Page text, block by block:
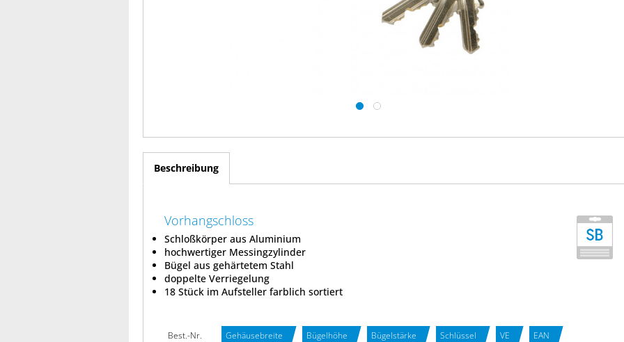
Beschreibung
Vorhangschloss
Schloßkörper aus Aluminium
hochwertiger Messingzylinder
Bügel aus gehärtetem Stahl
doppelte Verriegelung
18 Stück im Aufsteller farblich sortiert
Best.-Nr. Gehäusebreite Bügelhöhe Bügelstärke Schlüssel VE
EAN